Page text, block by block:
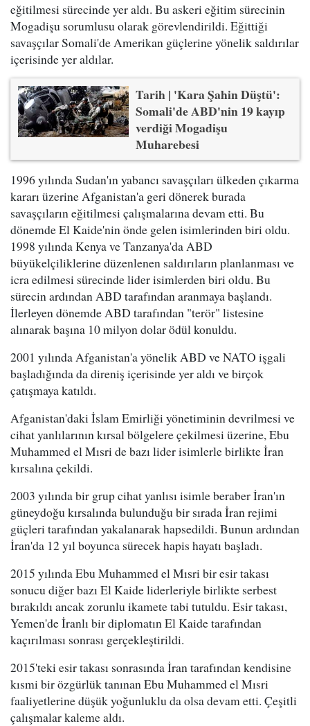
eğitilmesi sürecinde yer aldı. Bu askeri eğitim sürecinin
Mogadişu sorumlusu olarak görevlendirildi. Eğittiği
savaşçılar Somali'de Amerikan güçlerine yönelik saldırılar
içerisinde yer aldılar.
Tarih | 'Kara Şahin Düştü':
Somali'de ABD'nin 19 kayıp
verdiği Mogadişu
Muharebesi
1996 yılında Sudan'ın yabancı savaşçıları ülkeden çıkarma
kararı üzerine Afganistan'a geri dönerek burada
savaşçıların eğitilmesi çalışmalarına devam etti. Bu
dönemde El Kaide'nin önde gelen isimlerinden biri oldu.
1998 yılında Kenya ve Tanzanya'da ABD
büyükelçiliklerine düzenlenen saldırıların planlanması ve
icra edilmesi sürecinde lider isimlerden biri oldu. Bu
sürecin ardından ABD tarafından aranmaya başlandı.
İlerleyen dönemde ABD tarafından "terör" listesine
alınarak başına 10 milyon dolar ödül konuldu.
2001 yılında Afganistan'a yönelik ABD ve NATO işgali
başladığında da direniş içerisinde yer aldı ve birçok
çatışmaya katıldı.
Afganistan'daki İslam Emirliği yönetiminin devrilmesi ve
cihat yanlılarının kırsal bölgelere çekilmesi üzerine, Ebu
Muhammed el Mısri de bazı lider isimlerle birlikte İran
kırsalına çekildi.
2003 yılında bir grup cihat yanlısı isimle beraber İran'ın
güneydoğu kırsalında bulunduğu bir sırada İran rejimi
güçleri tarafından yakalanarak hapsedildi. Bunun ardından
İran'da 12 yıl boyunca sürecek hapis hayatı başladı.
2015 yılında Ebu Muhammed el Mısri bir esir takası
sonucu diğer bazı El Kaide liderleriyle birlikte serbest
bırakıldı ancak zorunlu ikamete tabi tutuldu. Esir takası,
Yemen'de İranlı bir diplomatın El Kaide tarafından
kaçırılması sonrası gerçekleştirildi.
2015'teki esir takası sonrasında İran tarafından kendisine
kısmi bir özgürlük tanınan Ebu Muhammed el Mısri
faaliyetlerine düşük yoğunluklu da olsa devam etti. Çeşitli
çalışmalar kaleme aldı.